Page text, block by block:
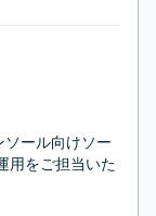
ール向けソー
用をご担当いた